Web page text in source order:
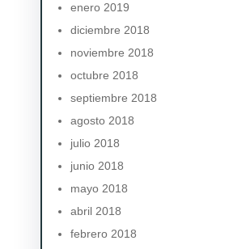
enero 2019
diciembre 2018
noviembre 2018
octubre 2018
septiembre 2018
agosto 2018
julio 2018
junio 2018
mayo 2018
abril 2018
febrero 2018